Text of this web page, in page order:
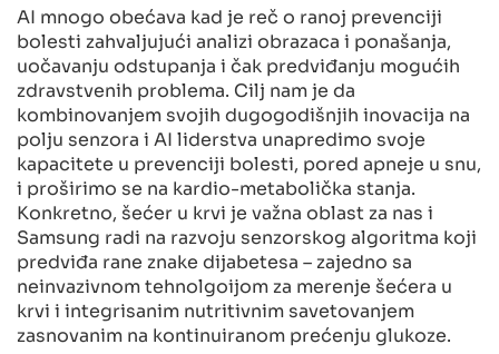
AI mnogo obećava kad je reč o ranoj prevenciji
bolesti zahvaljujući analizi obrazaca i ponašanja,
uočavanju odstupanja i čak predviđanju mogućih
zdravstvenih problema. Cilj nam je da
kombinovanjem svojih dugogodišnjih inovacija na
polju senzora i AI liderstva unapredimo svoje
kapacitete u prevenciji bolesti, pored apneje u snu,
i proširimo se na kardio-metabolička stanja.
Konkretno, šećer u krvi je važna oblast za nas i
Samsung radi na razvoju senzorskog algoritma koji
predviđa rane znake dijabetesa – zajedno sa
neinvazivnom tehnolgoijom za merenje šećera u
krvi i integrisanim nutritivnim savetovanjem
zasnovanim na kontinuiranom prećenju glukoze.